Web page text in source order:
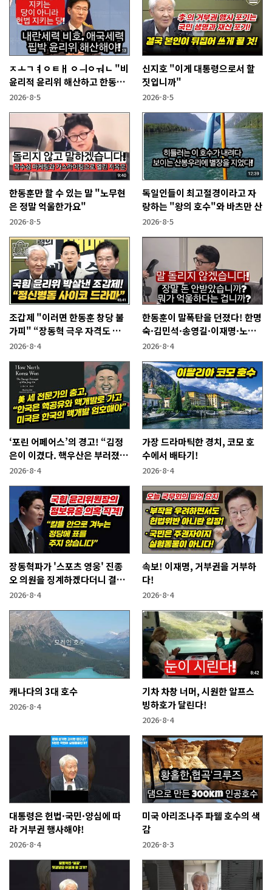
ㅈㅗㄱㅕㅇㅌㅐ ㅇㅢㅇㅝㄴ "비
윤리적 윤리위 해산하고 한동훈
복당 시켜야"
2026-8-5
신지호 "이게 대통령으로서 할
짓입니까"
2026-8-5
한동훈만 할 수 있는 말 "노무현
은 정말 억울한가요"
2026-8-5
독일인들이 최고절경이라고 자
랑하는 "왕의 호수"와 바츠만 산
2026-8-5
조갑제 "이러면 한동훈 창당 불
가피" “장동혁 극우 자격도 없
어...2억 쓰고 성과 없어”
2026-8-4
한동훈이 말폭탄을 던졌다! 한명
숙·김민석·송영길·이재명·노
무현에게
2026-8-4
‘포린 어페어스’의 경고! “김정
은이 이겼다. 핵우산은 부러졌
다”
2026-8-4
가장 드라마틱한 경치, 코모 호
수에서 배타기!
2026-8-4
장동혁파가 '스포츠 영웅' 진종
오 의원을 징계하겠다더니 결국
···
2026-8-4
속보! 이재명, 거부권을 거부하
다!
2026-8-4
캐나다의 3대 호수
2026-8-4
기차 차창 너머, 시원한 알프스
빙하호가 달린다!
2026-8-4
대통령은 헌법·국민·양심에 따
라 거부권 행사해야!
2026-8-4
미국 아리조나주 파웰 호수의 색
감
2026-8-3